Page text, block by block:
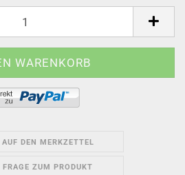
AUF DEN MERKZETTEL
FRAGE ZUM PRODUKT